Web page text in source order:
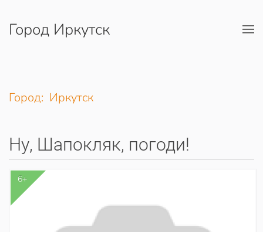
Перейти к содержимому
Город Иркутск
Город: Иркутск
Ну, Шапокляк, погоди!
6+